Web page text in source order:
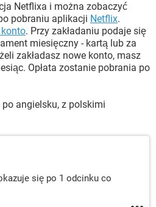
Netflixa i można zobaczyć
pobraniu aplikacji Netflix.
konto. Przy zakładaniu podaje się
miesięczny - kartą lub za
zakładasz nowe konto, masz
Opłata zostanie pobrania po
angielsku, z polskimi
się po 1 odcinku co